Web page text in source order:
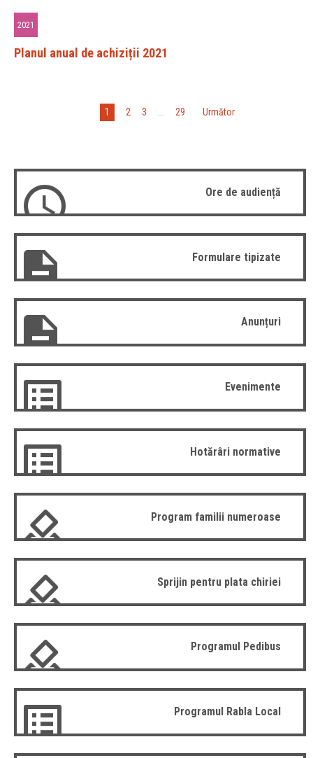
2021
Planul anual de achiziții 2021
1 2 3 29 Următor
Ore de audiență
Formulare tipizate
Anunțuri
Evenimente
Hotărâri normative
Program familii numeroase
Sprijin pentru plata chiriei
Programul Pedibus
Programul Rabla Local